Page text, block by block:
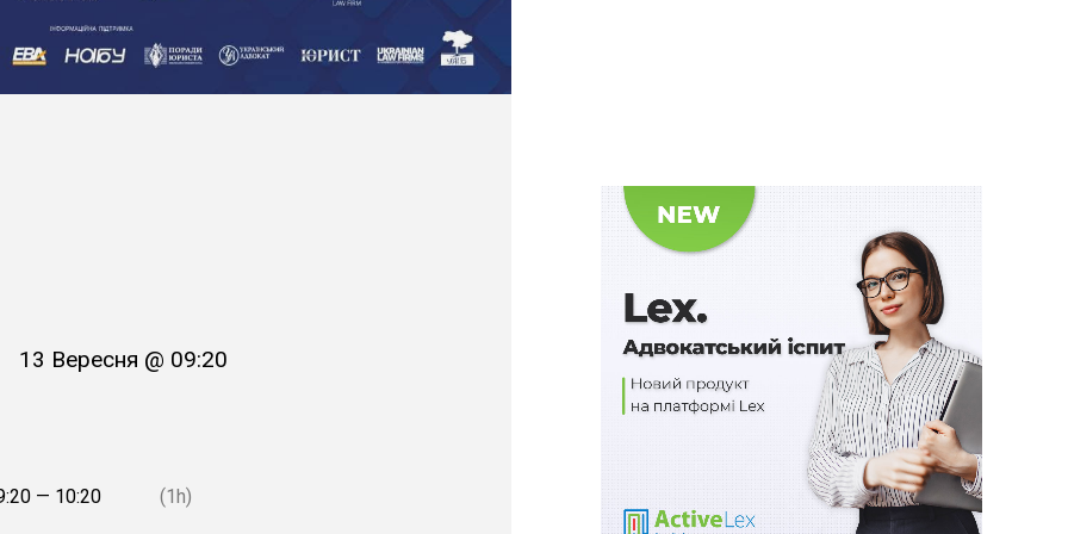
13 Вересня @ 09:20
— 10:20 (1h)